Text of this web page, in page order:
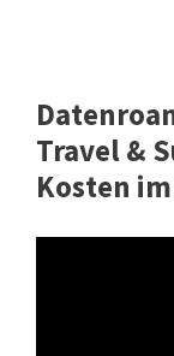
Travel &
Kosten